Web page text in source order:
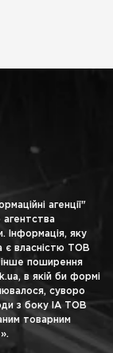
агенції"
агентства
Інформація, яку
є власністю ТОВ
інше поширення
в якій би формі
суворо
з боку ІА ТОВ
товарним